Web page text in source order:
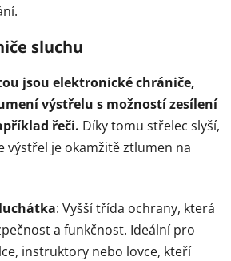
sluchu
jsou elektronické chrániče,
výstřelu s možností zesílení
řeči. Díky tomu střelec slyší,
výstřel je okamžitě ztlumen na
: Vyšší třída ochrany, která
a funkčnost. Ideální pro
instruktory nebo lovce, kteří